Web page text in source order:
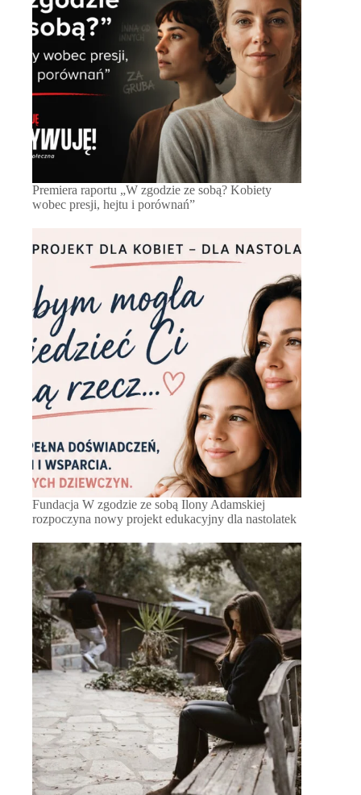
Premiera raportu „W zgodzie ze sobą? Kobiety
wobec presji, hejtu i porównań”
Fundacja W zgodzie ze sobą Ilony Adamskiej
rozpoczyna nowy projekt edukacyjny dla nastolatek